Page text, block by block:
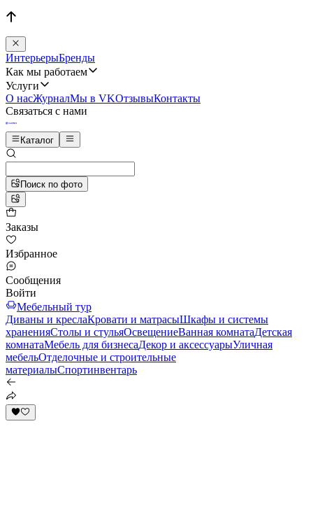
ИнтерьерыБренды
Как мы работаем
Услуги
О насЖурналМы в VKОтзывыКонтакты
Связаться с нами
Каталог
Поиск по фото
Заказы
Избранное
Сообщения
Войти
Мебельный тур
Диваны и креслаКровати и матрасыШкафы и системы
храненияСтолы и стульяОсвещениеВанная комнатаДетская
комнатаМебель для бизнесаДекор и аксессуарыУличная
мебельОтделочные и строительные
материалыСпортинвентарь